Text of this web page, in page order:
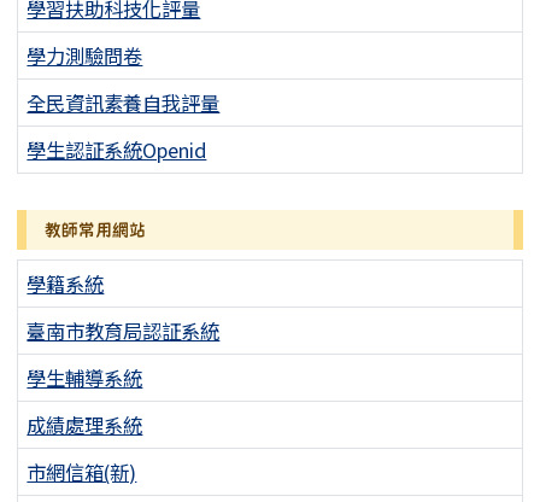
學習扶助科技化評量
學力測驗問卷
全民資訊素養自我評量
學生認証系統Openid
教師常用網站
學籍系統
臺南市教育局認証系統
學生輔導系統
成績處理系統
市網信箱(新)